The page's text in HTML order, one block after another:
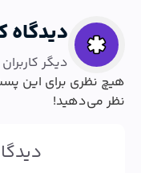
دیدگاه
دیگر
هیچ نظری برای این
نظر می‌دهید!